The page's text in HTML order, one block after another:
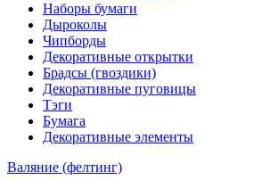
Наборы бумаги
Дыроколы
Чипборды
Декоративные открытки
Брадсы (гвоздики)
Декоративные пуговицы
Тэги
Бумага
Декоративные элементы
Валяние (фелтинг)